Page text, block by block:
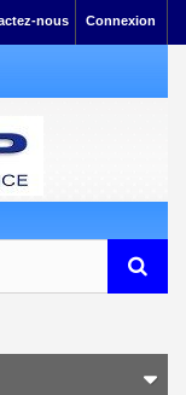
Connexion
nous